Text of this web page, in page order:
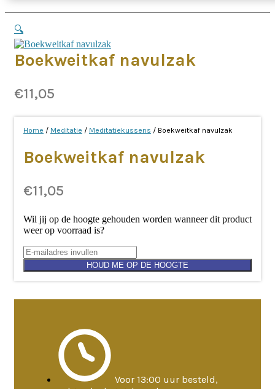
🔍
Boekweitkaf navulzak
€11,05
Home / Meditatie / Meditatiekussens / Boekweitkaf navulzak
Boekweitkaf navulzak
€11,05
Wil jij op de hoogte gehouden worden wanneer dit product
weer op voorraad is?
HOUD ME OP DE HOOGTE
Voor 13:00 uur besteld,